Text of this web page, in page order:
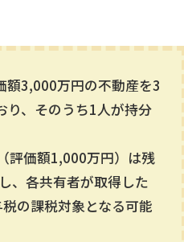
額3,000万円の不動産を3
り、そのうち1人が持分
評価額1,000万円）は残
、各共有者が取得した
の課税対象となる可能